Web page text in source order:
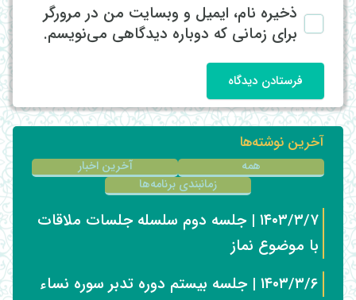
ذخیره نام، ایمیل و وبسایت من در مرورگر
برای زمانی که دوباره دیدگاهی می‌نویسم.
فرستادن دیدگاه
آخرین نوشته‌ها
همه
آخرین اخبار
زمانبندی برنامه‌ها
۱۴۰۳/۳/۷ | جلسه دوم سلسله جلسات ملاقات
با موضوع نماز
۱۴۰۳/۳/۶ | جلسه بیستم دوره تدبر سوره نساء